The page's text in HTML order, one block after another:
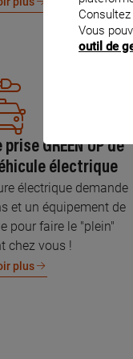
GREEN'UP de
électrique
électrique demande
et un équipement de
pour faire le "plein"
chez vous !
plus
Vous
outil de